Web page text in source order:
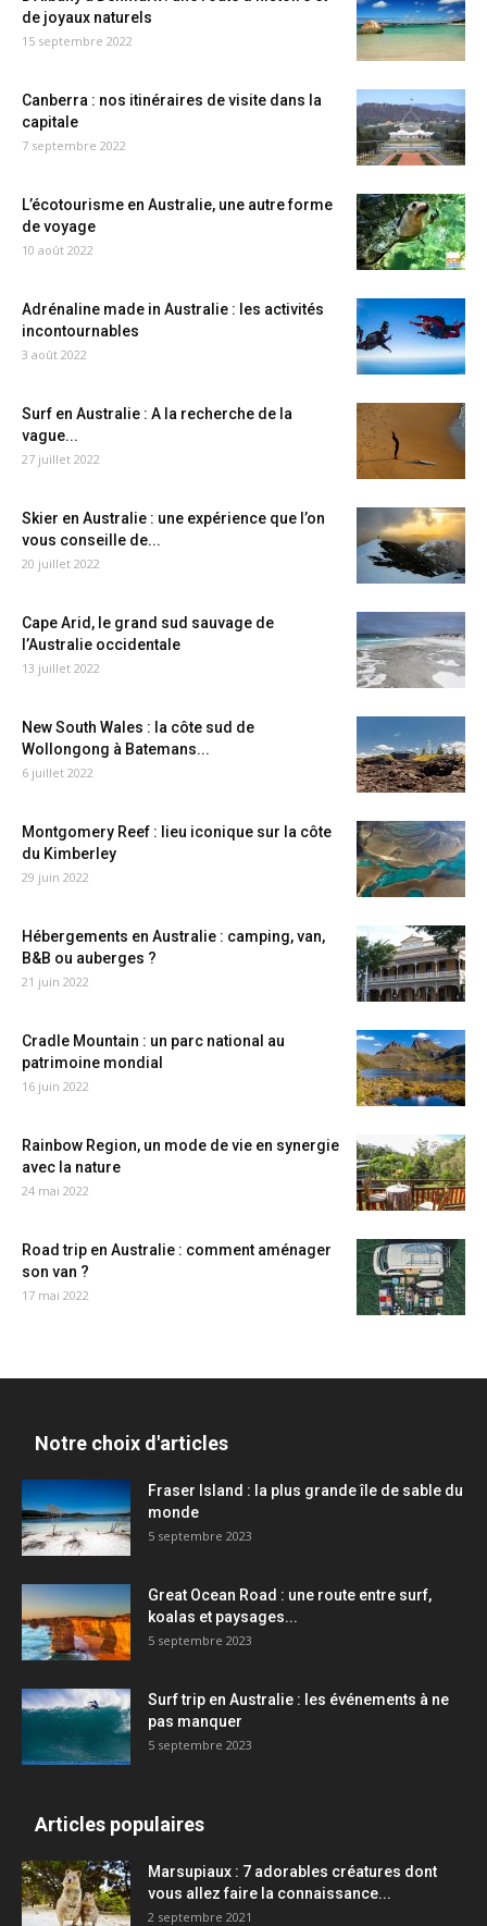
de joyaux naturels
15 septembre 2022
Canberra : nos itinéraires de visite dans la
capitale
7 septembre 2022
L’écotourisme en Australie, une autre forme
de voyage
10 août 2022
Adrénaline made in Australie : les activités
incontournables
3 août 2022
Surf en Australie : A la recherche de la
vague...
27 juillet 2022
Skier en Australie : une expérience que l’on
vous conseille de...
20 juillet 2022
Cape Arid, le grand sud sauvage de
l’Australie occidentale
13 juillet 2022
New South Wales : la côte sud de
Wollongong à Batemans...
6 juillet 2022
Montgomery Reef : lieu iconique sur la côte
du Kimberley
29 juin 2022
Hébergements en Australie : camping, van,
B&B ou auberges ?
21 juin 2022
Cradle Mountain : un parc national au
patrimoine mondial
16 juin 2022
Rainbow Region, un mode de vie en synergie
avec la nature
24 mai 2022
Road trip en Australie : comment aménager
son van ?
17 mai 2022
Notre choix d'articles
Fraser Island : la plus grande île de sable du
monde
5 septembre 2023
Great Ocean Road : une route entre surf,
koalas et paysages...
5 septembre 2023
Surf trip en Australie : les événements à ne
pas manquer
5 septembre 2023
Articles populaires
Marsupiaux : 7 adorables créatures dont
vous allez faire la connaissance...
2 septembre 2021